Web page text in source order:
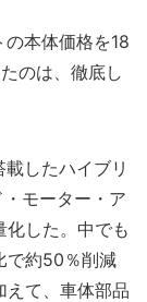
本体価格を18
のは、徹底し
したハイブリ
モーター・ア
化した。中でも
で約50％削減
えて、車体部品